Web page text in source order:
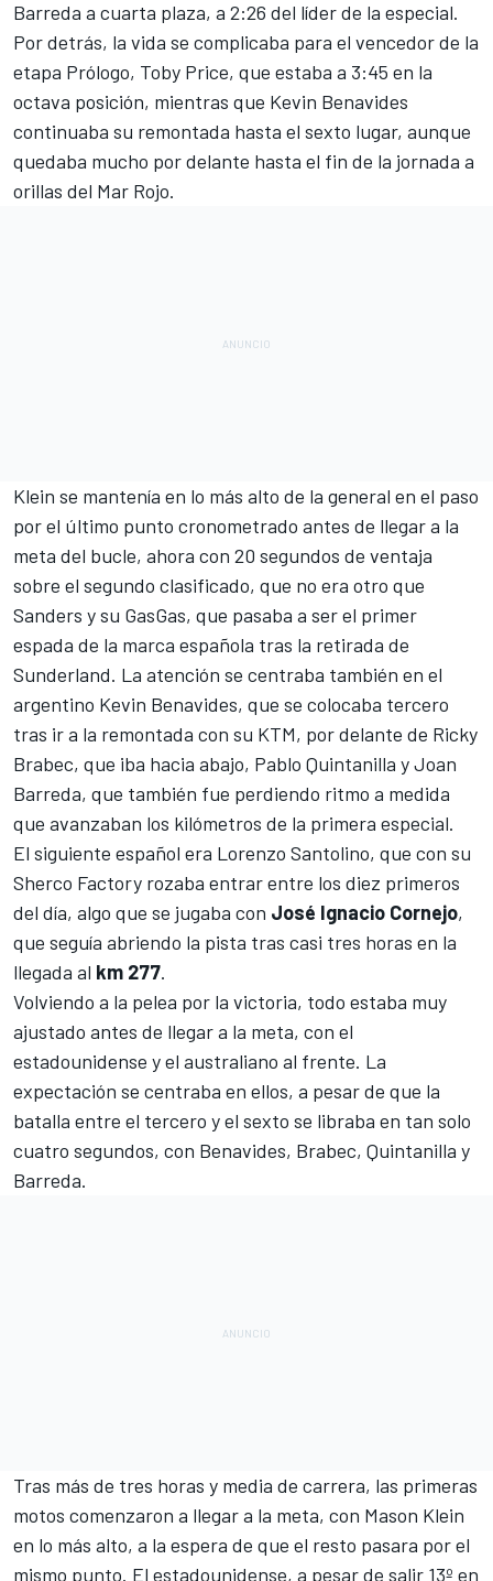
Barreda a cuarta plaza, a 2:26 del líder de la especial.
Por detrás, la vida se complicaba para el vencedor de la
etapa Prólogo, Toby Price, que estaba a 3:45 en la
octava posición, mientras que Kevin Benavides
continuaba su remontada hasta el sexto lugar, aunque
quedaba mucho por delante hasta el fin de la jornada a
orillas del Mar Rojo.
Klein se mantenía en lo más alto de la general en el paso
por el último punto cronometrado antes de llegar a la
meta del bucle, ahora con 20 segundos de ventaja
sobre el segundo clasificado, que no era otro que
Sanders y su GasGas, que pasaba a ser el primer
espada de la marca española tras la retirada de
Sunderland. La atención se centraba también en el
argentino Kevin Benavides, que se colocaba tercero
tras ir a la remontada con su KTM, por delante de Ricky
Brabec, que iba hacia abajo, Pablo Quintanilla y Joan
Barreda, que también fue perdiendo ritmo a medida
que avanzaban los kilómetros de la primera especial.
El siguiente español era Lorenzo Santolino, que con su
Sherco Factory rozaba entrar entre los diez primeros
del día, algo que se jugaba con José Ignacio Cornejo,
que seguía abriendo la pista tras casi tres horas en la
llegada al km 277.
Volviendo a la pelea por la victoria, todo estaba muy
ajustado antes de llegar a la meta, con el
estadounidense y el australiano al frente. La
expectación se centraba en ellos, a pesar de que la
batalla entre el tercero y el sexto se libraba en tan solo
cuatro segundos, con Benavides, Brabec, Quintanilla y
Barreda.
Tras más de tres horas y media de carrera, las primeras
motos comenzaron a llegar a la meta, con Mason Klein
en lo más alto, a la espera de que el resto pasara por el
mismo punto. El estadounidense, a pesar de salir 13º en